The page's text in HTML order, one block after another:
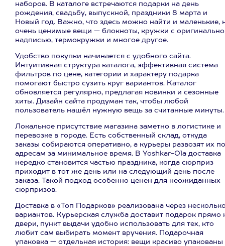
наборов. В каталоге встречаются подарки на день
рождения, свадьбу, выпускной, праздники 8 марта и
Новый год. Важно, что здесь можно найти и маленькие,
очень ценимые вещи — блокноты, кружки с
надписью, термокружки и многое другое.
Удобство покупки начинается с удобного сайта.
Интуитивная структура каталога, эффективная система
фильтров по цене, категории и характеру подарка
помогают быстро сузить круг вариантов. Каталог
обновляется регулярно, предлагая новинки и сезонные
хиты. Дизайн сайта продуман так, чтобы любой
пользователь нашёл нужную вещь за считанные минуты.
Локальное присутствие магазина заметно в логистике и
перевозке в городе. Есть собственный склад, откуда
заказы собираются оперативно, а курьеры развозят их по
адресам за минимальное время. В Yoshkar-Ola доставка
нередко становится частью праздника, когда сюрприз
приходит в тот же день или на следующий день после
заказа. Такой подход особенно ценен для неожиданных
сюрпризов.
Доставка в «Топ Подарков» реализована через
вариантов. Курьерская служба доставит подарок прямо
двери, пункт выдачи удобно использовать для тех, кто
любит сам выбирать момент вручения. Подарочная
упаковка — отдельная история: вещи красиво упакованы